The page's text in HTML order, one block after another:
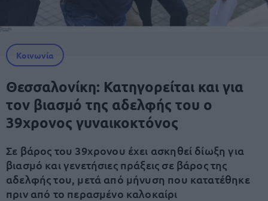
Κοινωνία
Θεσσαλονίκη: Κατηγορείται και για
τον βιασμό της αδελφής του ο
39χρονος γυναικοκτόνος
Σε βάρος του 39χρονου έχει ασκηθεί δίωξη για
βιασμό και γενετήσιες πράξεις σε βάρος της
αδελφής του, μετά από μήνυση που κατατέθηκε
πριν από το περασμένο καλοκαίρι